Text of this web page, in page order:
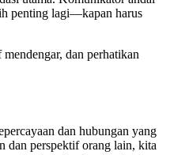
penting lagi—kapan harus
mendengar, dan perhatikan
dan hubungan yang
dan perspektif orang lain, kita